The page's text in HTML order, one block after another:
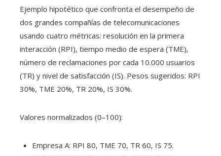
Ejemplo hipotético que confronta el desempeño de
dos grandes compañías de telecomunicaciones
usando cuatro métricas: resolución en la primera
interacción (RPI), tiempo medio de espera (TME),
número de reclamaciones por cada 10.000 usuarios
(TR) y nivel de satisfacción (IS). Pesos sugeridos: RPI
30%, TME 20%, TR 20%, IS 30%.
Valores normalizados (0–100):
Empresa A: RPI 80, TME 70, TR 60, IS 75.